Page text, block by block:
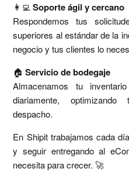
👩‍💻Soporte ágil y cercano
Respondemos tus
superiores al estándar de la
negocio y tus clientes lo
🏠Servicio de bodegaje
Almacenamos tu
diariamente,
despacho.
En Shipit trabajamos cada
y seguir entregando al
necesita para crecer. 🚀